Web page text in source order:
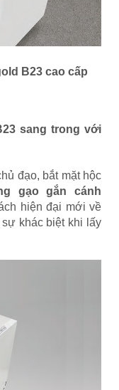
B23 cao cấp
sang trong với
đạo, bắt mặt hộc
gạo gắn cánh
hiện đại mới về
khác biệt khi lấy